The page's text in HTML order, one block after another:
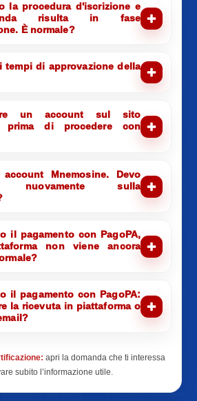
la procedura d'iscrizione e
risulta in fase
È normale?
tempi di approvazione della
un account sul sito
prima di procedere con
Mnemosine. Devo
nuovamente sulla
il pagamento con PagoPA,
non viene ancora
il pagamento con PagoPA:
la ricevuta in piattaforma o
apri la domanda che ti interessa
subito l’informazione utile.